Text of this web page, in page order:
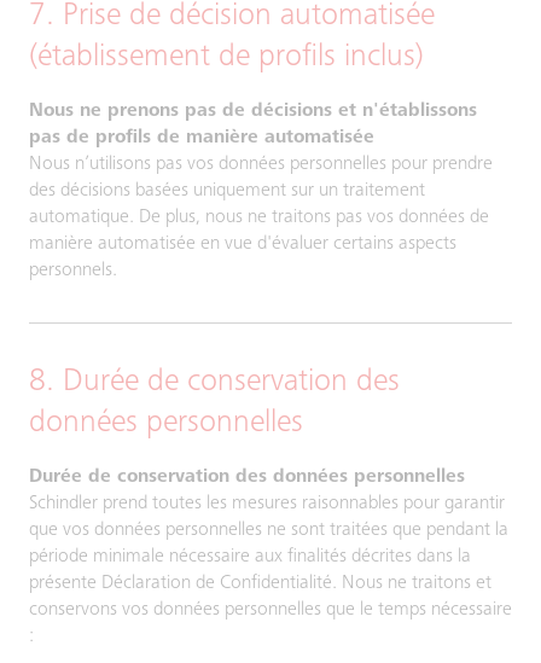
7. Prise de décision automatisée
(établissement de profils inclus)
Nous ne prenons pas de décisions et n'établissons
pas de profils de manière automatisée
Nous n’utilisons pas vos données personnelles pour prendre
des décisions basées uniquement sur un traitement
automatique. De plus, nous ne traitons pas vos données de
manière automatisée en vue d'évaluer certains aspects
personnels.
8. Durée de conservation des
données personnelles
Durée de conservation des données personnelles
Schindler prend toutes les mesures raisonnables pour garantir
que vos données personnelles ne sont traitées que pendant la
période minimale nécessaire aux finalités décrites dans la
présente Déclaration de Confidentialité. Nous ne traitons et
conservons vos données personnelles que le temps nécessaire
: